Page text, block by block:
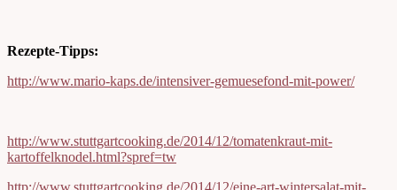
Rezepte-Tipps:
http://www.mario-kaps.de/intensiver-gemuesefond-mit-power/
http://www.stuttgartcooking.de/2014/12/tomatenkraut-mit-
kartoffelknodel.html?spref=tw
http://www.stuttgartcooking.de/2014/12/eine-art-wintersalat-mit-